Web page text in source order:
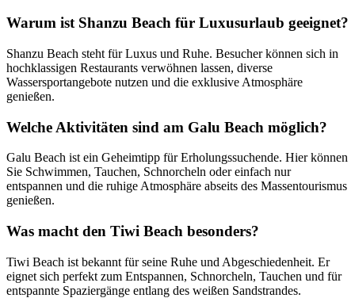
Warum ist Shanzu Beach für Luxusurlaub geeignet?
Shanzu Beach steht für Luxus und Ruhe. Besucher können sich in
hochklassigen Restaurants verwöhnen lassen, diverse
Wassersportangebote nutzen und die exklusive Atmosphäre
genießen.
Welche Aktivitäten sind am Galu Beach möglich?
Galu Beach ist ein Geheimtipp für Erholungssuchende. Hier können
Sie Schwimmen, Tauchen, Schnorcheln oder einfach nur
entspannen und die ruhige Atmosphäre abseits des Massentourismus
genießen.
Was macht den Tiwi Beach besonders?
Tiwi Beach ist bekannt für seine Ruhe und Abgeschiedenheit. Er
eignet sich perfekt zum Entspannen, Schnorcheln, Tauchen und für
entspannte Spaziergänge entlang des weißen Sandstrandes.